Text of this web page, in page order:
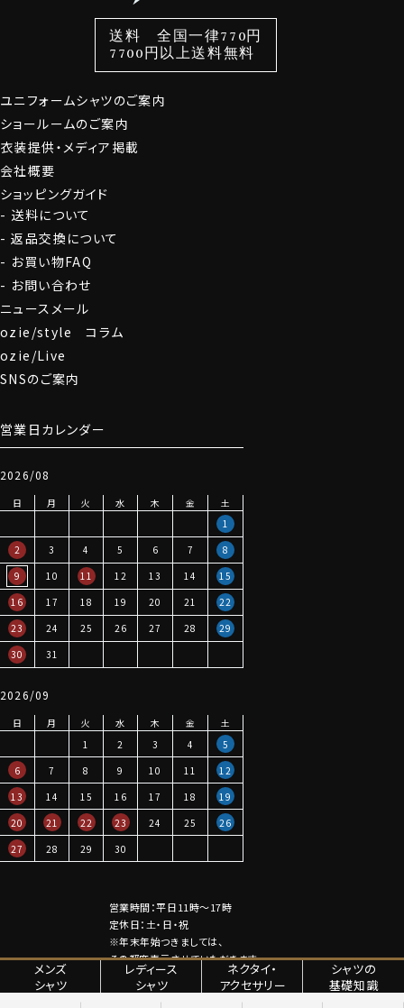
メンズ
シャツ
レディース
シャツ
ネクタイ・
アクセサリー
シャツの
基礎知識
スタイルから選ぶ
カジュアルシャツ
財布・名刺入れ
バッグ
ストール・マフラー
ユニフォームシャツのご案内
ショールームのご案内
衣装提供・メディア掲載
会社概要
ショッピングガイド
送料について
返品交換について
お買い物FAQ
お問い合わせ
ニュースメール
ozie/style コラム
ozie/Live
SNSのご案内
営業日カレンダー
2026/08
日 月 火 水 木 金
土
1
2
3 4 5 6 7
8
9
10 11 12 13 14
15
16
17 18 19 20 21
22
23
24 25 26 27 28
29
30
31
2026/09
日 月 火 水 木 金
土
1
2 3 4
5
6
7 8 9 10 11
12
13
14 15 16 17 18
19
20
21 22 23 24 25
26
27
28 29 30
送料 全国一律770円
7700円以上送料無料
営業時間：平日11時～17時
定休日：土・日・祝
※年末年始つきましては、
その都度表示させていただきます。
特定商取引法に関する表記 プライバシーポリシー